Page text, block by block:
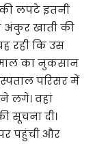
लपटे इतनी
अंकुर खाती की
रही कि उस
का नुकसान
परिसर में
लगे। वहां
सूचना दी।
पहुंची और